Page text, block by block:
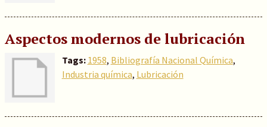
Aspectos modernos de lubricación
Tags: 1958, Bibliografía Nacional Química,
Industria química, Lubricación